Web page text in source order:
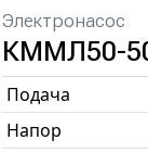
Электронасос
КММЛ50-
Подача
Напор